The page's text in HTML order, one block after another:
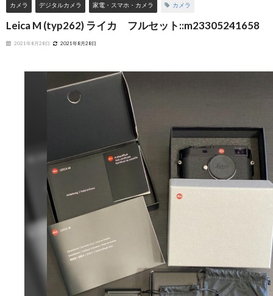
カメラ デジタルカメラ 家電・スマホ・カメラ カメラ
Leica M (typ262) ライカ フルセット::m23305241658
2021年8月28日 2021年8月28日